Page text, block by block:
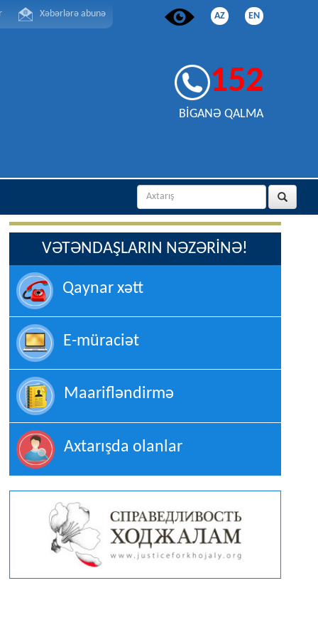
152
BİGANƏ QALMA
Xəbərlərə abunə AZ EN
VƏTƏNDAŞLARIN NƏZƏRİNƏ!
Qaynar xətt
E-müraciət
Maarifləndirmə
Axtarışda olanlar